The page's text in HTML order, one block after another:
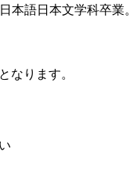
語日本文学科卒業。
なります。